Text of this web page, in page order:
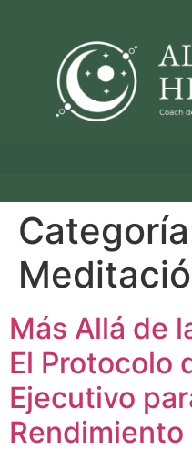
Más Allá de
El Protocolo
Ejecutivo
Rendimiento